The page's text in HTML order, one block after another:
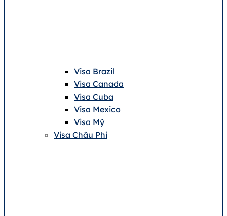
Visa Brazil
Visa Canada
Visa Cuba
Visa Mexico
Visa Mỹ
Visa Châu Phi